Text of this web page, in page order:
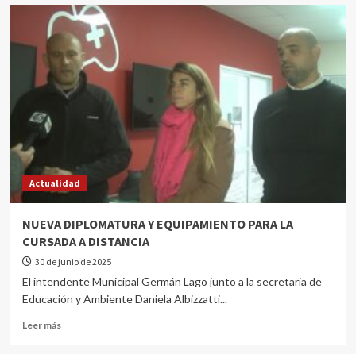
Actualidad
NUEVA DIPLOMATURA Y EQUIPAMIENTO PARA LA
CURSADA A DISTANCIA
30 de junio de 2025
El intendente Municipal Germán Lago junto a la secretaria de
Educación y Ambiente Daniela Albizzatti...
Leer más